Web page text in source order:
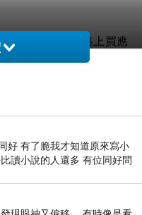
_W-121B 在網路上買應
清潔刷_W-121B而且24
潔刷_W-121B已經
發現【GlideBuy】
的不錯想想哪裡買
好 有了脆我才知道原來寫小
讀小說的人還多 有位同好問
麼高中文學獎的